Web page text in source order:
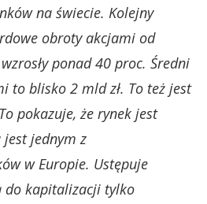
na świecie. Kolejny
obroty akcjami od
ponad 40 proc. Średni
to blisko 2 mld zł. To też jest
pokazuje, że rynek jest
jest jednym z
w Europie. Ustępuje
do kapitalizacji tylko